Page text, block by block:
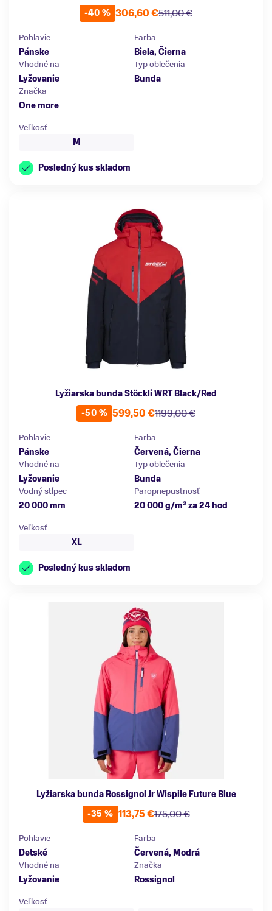
-40 %
511,00 €
306,60 €
Pohlavie
Pánske
Farba
Biela, Čierna
Vhodné na
Lyžovanie
Typ oblečenia
Bunda
Značka
One more
Veľkosť
M
Posledný kus skladom
Lyžiarska bunda Stöckli WRT Black/Red
-50 %
1199,00 €
599,50 €
Pohlavie
Pánske
Farba
Červená, Čierna
Vhodné na
Lyžovanie
Typ oblečenia
Bunda
Vodný stĺpec
20 000 mm
Paropriepustnosť
20 000 g/m² za 24 hod
Veľkosť
XL
Posledný kus skladom
Lyžiarska bunda Rossignol Jr Wispile Future Blue
-35 %
175,00 €
113,75 €
Pohlavie
Detské
Farba
Červená, Modrá
Vhodné na
Lyžovanie
Značka
Rossignol
Veľkosť